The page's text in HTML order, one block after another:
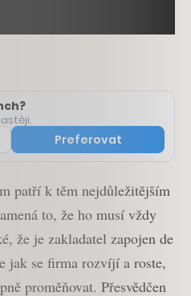
Preferovat
patří k těm nejdůležitějším
to, že ho musí vždy
že je zakladatel zapojen de
jak se firma rozvíjí a roste,
proměňovat. Přesvědčen